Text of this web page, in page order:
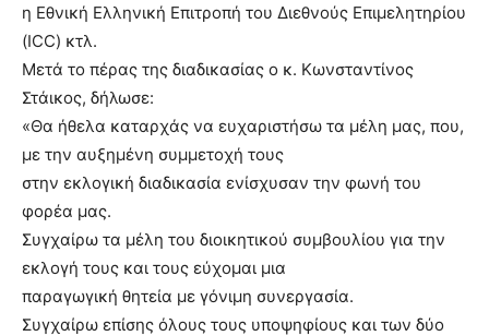
η Εθνική Ελληνική Επιτροπή του Διεθνούς Επιμελητηρίου
(ICC) κτλ.
Μετά το πέρας της διαδικασίας ο κ. Κωνσταντίνος
Στάικος, δήλωσε:
«Θα ήθελα καταρχάς να ευχαριστήσω τα μέλη μας, που,
με την αυξημένη συμμετοχή τους
στην εκλογική διαδικασία ενίσχυσαν την φωνή του
φορέα μας.
Συγχαίρω τα μέλη του διοικητικού συμβουλίου για την
εκλογή τους και τους εύχομαι μια
παραγωγική θητεία με γόνιμη συνεργασία.
Συγχαίρω επίσης όλους τους υποψηφίους και των δύο